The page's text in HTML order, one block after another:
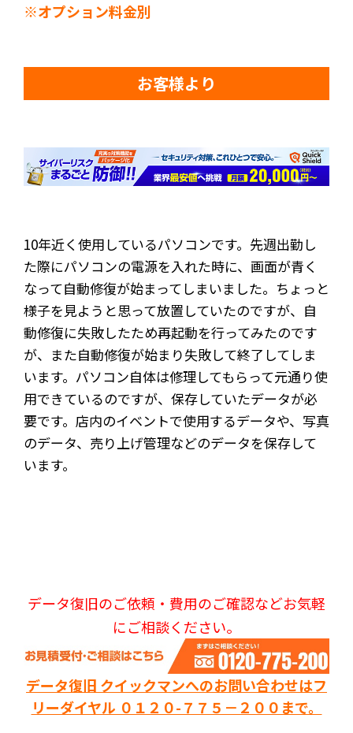
※オプション料金別
お客様より
10年近く使用しているパソコンです。先週出勤し
た際にパソコンの電源を入れた時に、画面が青く
なって自動修復が始まってしまいました。ちょっと
様子を見ようと思って放置していたのですが、自
動修復に失敗したため再起動を行ってみたのです
が、また自動修復が始まり失敗して終了してしま
います。パソコン自体は修理してもらって元通り使
用できているのですが、保存していたデータが必
要です。店内のイベントで使用するデータや、写真
のデータ、売り上げ管理などのデータを保存して
います。
データ復旧のご依頼・費用のご確認などお気軽
にご相談ください。
データ復旧 クイックマンへのお問い合わせはフ
リーダイヤル ０１２０-７７５－２００まで。